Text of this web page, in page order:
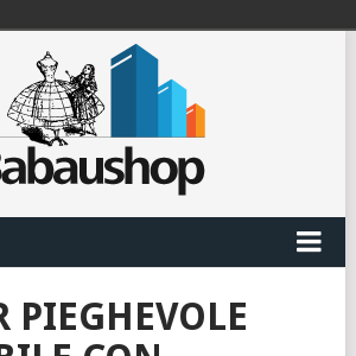
PIEGHEVOLE